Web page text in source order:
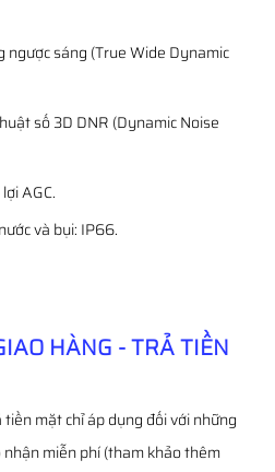
sáng (True Wide Dynamic
số 3D DNR (Dynamic Noise
AGC.
và bụi: IP66.
HÀNG - TRẢ TIỀN
mặt chỉ áp dụng đối với những
miễn phí (tham khảo thêm